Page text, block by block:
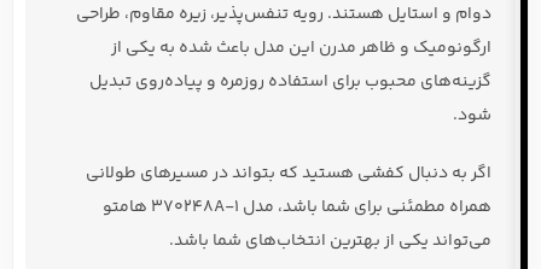
دوام و استایل هستند. رویه تنفس‌پذیر، زیره مقاوم، طراحی
ارگونومیک و ظاهر مدرن این مدل باعث شده به یکی از
گزینه‌های محبوب برای استفاده روزمره و پیاده‌روی تبدیل
شود.
اگر به دنبال کفشی هستید که بتواند در مسیرهای طولانی
همراه مطمئنی برای شما باشد، مدل 370248A-1 هامتو
می‌تواند یکی از بهترین انتخاب‌های شما باشد.